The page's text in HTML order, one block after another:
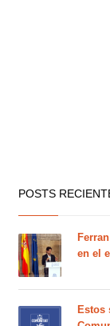
POSTS
en el
Estos